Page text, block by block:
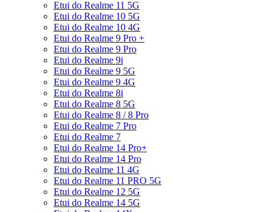
Etui do Realme 11 5G
Etui do Realme 10 5G
Etui do Realme 10 4G
Etui do Realme 9 Pro +
Etui do Realme 9 Pro
Etui do Realme 9i
Etui do Realme 9 5G
Etui do Realme 9 4G
Etui do Realme 8i
Etui do Realme 8 5G
Etui do Realme 8 / 8 Pro
Etui do Realme 7 Pro
Etui do Realme 7
Etui do Realme 14 Pro+
Etui do Realme 14 Pro
Etui do Realme 11 4G
Etui do Realme 11 PRO 5G
Etui do Realme 12 5G
Etui do Realme 14 5G